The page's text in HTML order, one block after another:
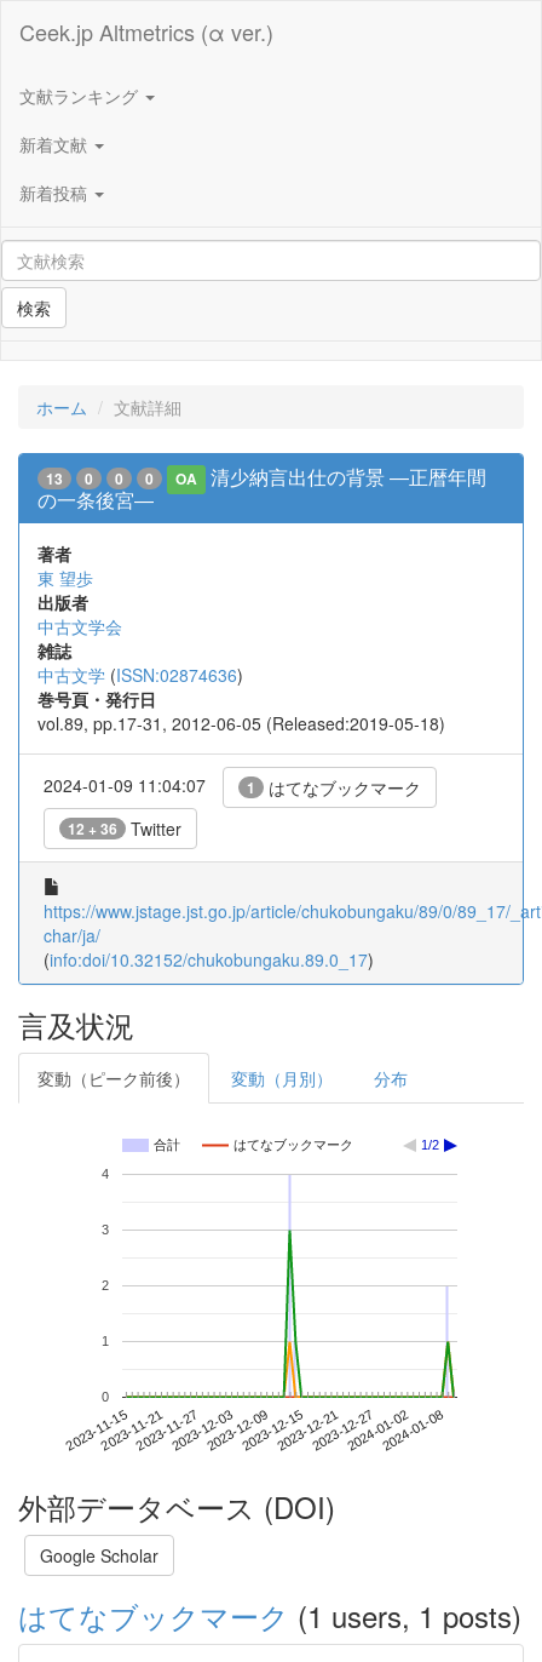
Ceek.jp Altmetrics (α ver.)
文献ランキング
新着文献
新着投稿
検索
ホーム 文献詳細
13 0 0 0 OA
清少納言出仕の背景 ―正暦年間
の一条後宮―
著者
東 望歩
出版者
中古文学会
雑誌
中古文学 (ISSN:02874636)
巻号頁・発行日
vol.89, pp.17-31, 2012-06-05 (Released:2019-05-18)
2024-01-09 11:04:07 1 はてなブックマーク
12 + 36 Twitter
https://www.jstage.jst.go.jp/article/chukobungaku/89/0/89_17/
char/ja/
(info:doi/10.32152/chukobungaku.89.0_17)
言及状況
変動（ピーク前後） 変動（月別） 分布
合計 はてなブックマーク 1/2
2023-11-152023-11-212023-11-272023-12-032023-12-092023-12-152023-12-212023-12-272024-01-022024-01-08
0
1
2
3
4
外部データベース (DOI)
Google Scholar
はてなブックマーク (1 users, 1 posts)